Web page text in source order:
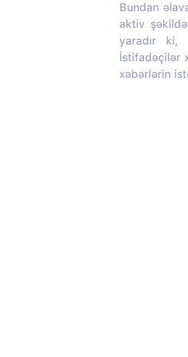
Bundan
aktiv
yaradır ki,
İstifadəçilər
xəbərlərin